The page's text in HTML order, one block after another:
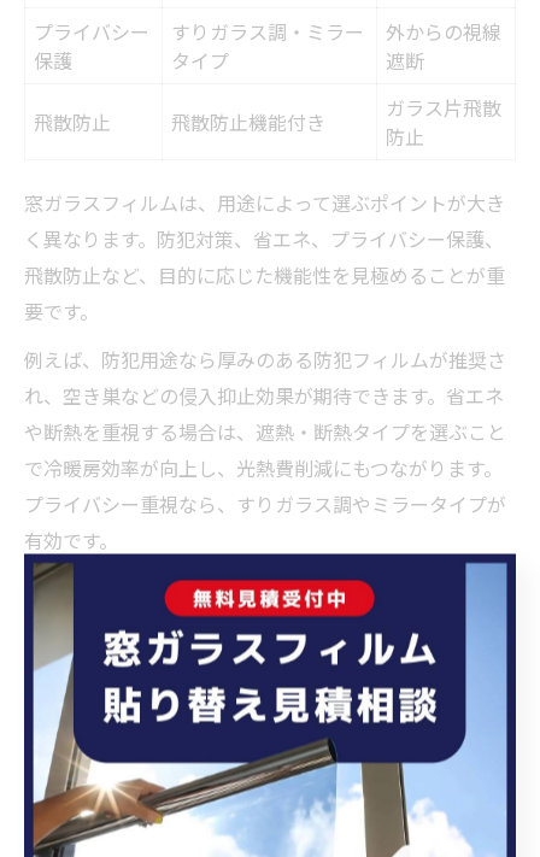
プライバシー
保護
すりガラス調・ミラー
タイプ
外からの視線
遮断
飛散防止 飛散防止機能付き
ガラス片飛散
防止
窓ガラスフィルムは、用途によって選ぶポイントが大き
く異なります。防犯対策、省エネ、プライバシー保護、
飛散防止など、目的に応じた機能性を見極めることが重
要です。
例えば、防犯用途なら厚みのある防犯フィルムが推奨さ
れ、空き巣などの侵入抑止効果が期待できます。省エネ
や断熱を重視する場合は、遮熱・断熱タイプを選ぶこと
で冷暖房効率が向上し、光熱費削減にもつながります。
プライバシー重視なら、すりガラス調やミラータイプが
有効です。
江戸川区の住宅事情や気候を踏まえ、必要な機能を複合
的に備えたフィルムを選ぶことで、長期的な安心と快適
さを実現できます。選定時は、施工業者に使用目的や設
置場所の状況をしっかり伝えることが失敗を防ぐコツで
す。
飛散防止フィルムと防犯フィルムの違いを解説